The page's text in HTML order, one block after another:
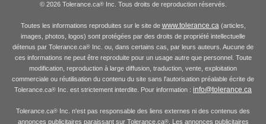
© 2026 Tolerance.ca®Inc. Tous droits de reproduction réservés.
Toutes les informations reproduites sur le site de www.tolerance.ca(articles,
images, photos, logos) sont protégées par des droits de propriété intellectuelle
détenus par Tolerance.ca® Inc. ou, dans certains cas, par leurs auteurs. Aucune de
ces informations ne peut être reproduite pour un usage autre que personnel. Toute
modification, reproduction à large diffusion, traduction, vente, exploitation
commerciale ou réutilisation du contenu du site sans l'autorisation préalable écrite de
Tolerance.ca® Inc. est strictement interdite. Pour information : info@tolerance.ca
Tolerance.ca® Inc. n'est pas responsable des liens externes ni des contenus des
annonces publicitaires paraissant sur Tolerance.ca®. Les annonces publicitaires